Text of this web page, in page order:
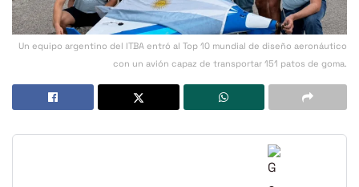
Un equipo argentino del ITBA entró al Top 10 mundial de diseño aeronáutico
con un avión capaz de transportar 151 patos de goma.